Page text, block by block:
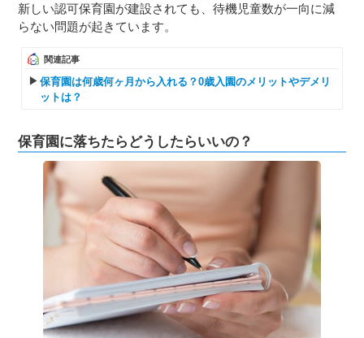
新しい認可保育園が建設されても、待機児童数が一向に減
らない問題が起きています。
関連記事
保育園は何歳何ヶ月から入れる？0歳入園のメリットやデメリ
ットは？
保育園に落ちたらどうしたらいいの？